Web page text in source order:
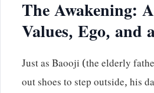
The Awakening:
Values, Ego, and
Just as Baooji (the elderly
out shoes to step outside, his